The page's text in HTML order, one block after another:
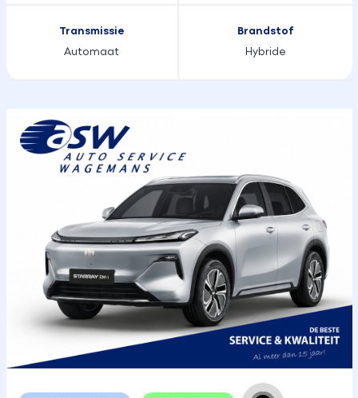
Transmissie
Automaat
Brandstof
Hybride